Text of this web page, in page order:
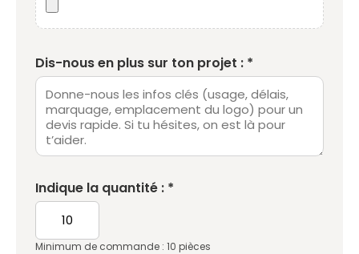
Dis-nous en plus sur ton projet : *
Indique la quantité : *
Minimum de commande : 10 pièces